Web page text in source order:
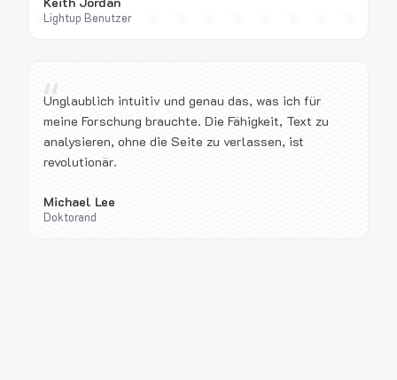
Lightup Benutzer
“
Unglaublich intuitiv und genau das, was ich für
meine Forschung brauchte. Die Fähigkeit, Text zu
analysieren, ohne die Seite zu verlassen, ist
revolutionär.
Michael Lee
Doktorand